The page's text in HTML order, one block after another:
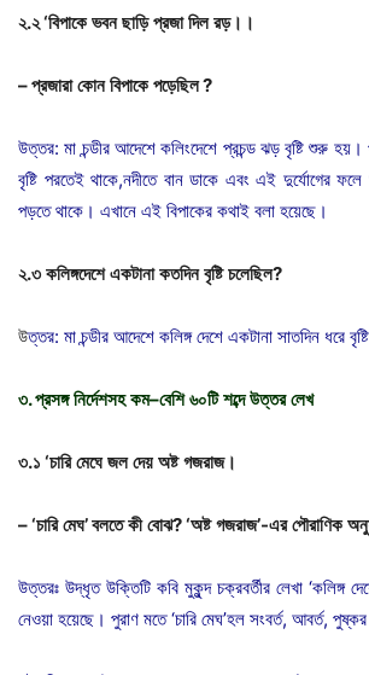
২.২‘বিপাকে ভবন ছাড়ি প্রজা দিল রড়।।
–প্রজারা কোন বিপাকে পড়েছিল?
উত্তর: মা চন্ডীর আদেশে কলিংদেশে প্রচন্ড ঝড় বৃষ্টি শুরু
বৃষ্টি পরতেই থাকে,নদীতে বান ডাকে এবং এই দুর্যোগের ফলে
পড়তে থাকে। এখানে এই বিপাকের কথাই বলা হয়েছে।
২.৩ কলিঙ্গদেশে একটানা কতদিন বৃষ্টি চলেছিল?
উত্তর: মা চন্ডীর আদেশে কলিঙ্গ দেশে একটানা সাতদিন ধরে
৩.প্রসঙ্গ নির্দেশসহ কম–বেশি ৬০টি শব্দে উত্তর লেখ
৩.১ ‘চারি মেঘে জল দেয় অষ্ট গজরাজ।
– ‘চারি মেঘ’বলতে কী বোঝ? ‘অষ্ট গজরাজ’-এর পৌরাণিক
উত্তরঃ উদ্ধৃত উক্তিটি কবি মুকুন্দ চক্রবর্তীর লেখা ‘কলিঙ্গ
নেওয়া হয়েছে। পুরাণ মতে ‘চারি মেঘ’হল সংবর্ত, আবর্ত,